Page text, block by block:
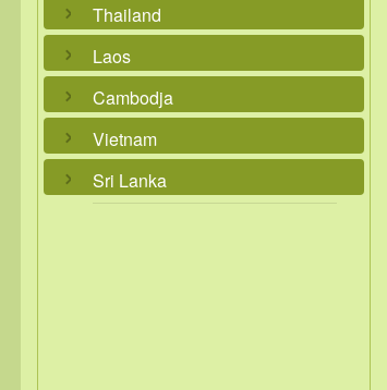
Thailand
Laos
Cambodja
Vietnam
Sri Lanka